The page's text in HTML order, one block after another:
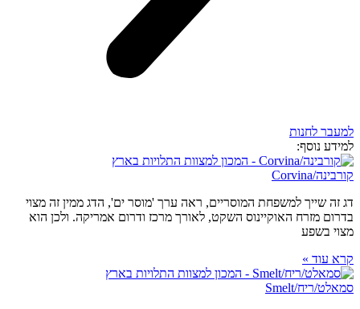
למעבר לחנות
למידע נוסף:
קורבינה/Corvina
דג זה שייך למשפחת המוסריים, ראה ערך 'מוסר ים', הדג ממין זה מצוי
בדרום מזרח האוקיינוס השקט, לאורך מרכז ודרום אמריקה. ולכן הוא
מצוי בשפע
קרא עוד »
סמאלט/ריח/Smelt